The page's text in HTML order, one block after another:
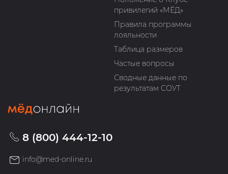
привилегий «МЁД»
Правила программы
лояльности
Таблица размеров
Частые вопросы
Сводные данные по
результатам СОУТ
8 (800) 444-12-10
info@med-online.ru